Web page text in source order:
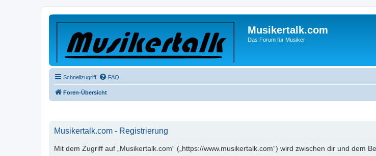
Musikertalk.com
Das Forum für Musiker
Schnellzugriff FAQ
Foren-Übersicht
Musikertalk.com - Registrierung
Mit dem Zugriff auf „Musikertalk.com“ („https://www.musikertalk.com“) wird zwischen dir und dem